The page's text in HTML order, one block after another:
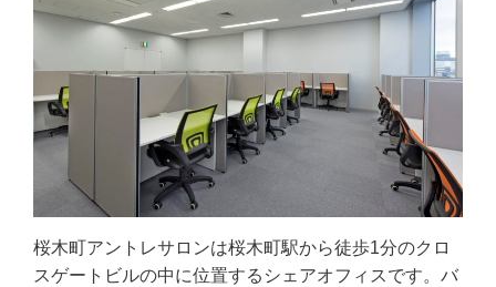
桜木町アントレサロンは桜木町駅から徒歩1分のクロ
スゲートビルの中に位置するシェアオフィスです。バ